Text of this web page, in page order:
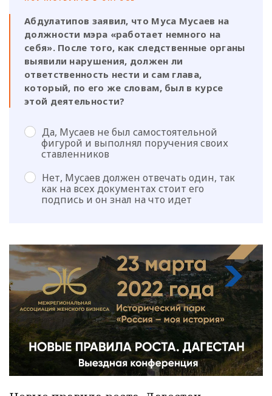
Абдулатипов заявил, что Муса Мусаев на
должности мэра «работает немного на
себя». После того, как следственные органы
выявили нарушения, должен ли
ответственность нести и сам глава,
который, по его же словам, был в курсе
этой деятельности?
Да, Мусаев не был самостоятельной
фигурой и выполнял поручения своих
ставленников
Нет, Мусаев должен отвечать один, так
как на всех документах стоит его
подпись и он знал на что идет